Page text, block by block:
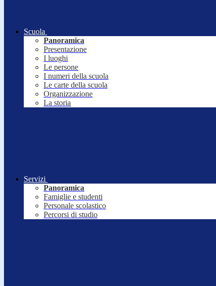
Scuola
Panoramica
Presentazione
I luoghi
Le persone
I numeri della scuola
Le carte della scuola
Organizzazione
La storia
Servizi
Panoramica
Famiglie e studenti
Personale scolastico
Percorsi di studio